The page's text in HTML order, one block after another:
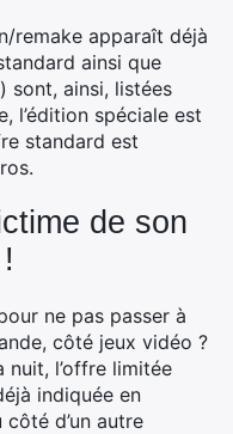
remake apparaît déjà
ainsi que
sont, ainsi, listées
l’édition spéciale est
standard est
de son
ne pas passer à
côté jeux vidéo ?
nuit, l’offre limitée
indiquée en
d’un autre